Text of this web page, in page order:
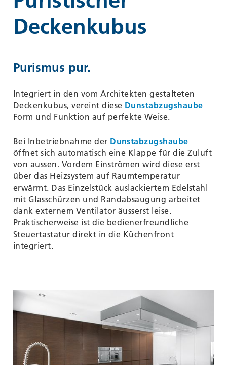
Deckenkubus
Purismus pur.
Integriert in den vom Architekten gestalteten
Deckenkubus, vereint diese Dunstabzugshaube
Form und Funktion auf perfekte Weise.
Bei Inbetriebnahme der Dunstabzugshaube
öffnet sich automatisch eine Klappe für die Zuluft
von aussen. Vordem Einströmen wird diese erst
über das Heizsystem auf Raumtemperatur
erwärmt. Das Einzelstück auslackiertem Edelstahl
mit Glasschürzen und Randabsaugung arbeitet
dank externem Ventilator äusserst leise.
Praktischerweise ist die bedienerfreundliche
Steuertastatur direkt in die Küchenfront
integriert.